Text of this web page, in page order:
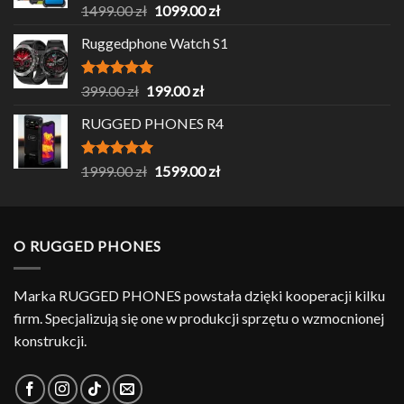
Oceniono
1499.00zł Pierwotna
wynosiła:
1499.00 zł.
1099.00złAktualna
wynosi:
Ruggedphone Watch S1
Oceniono
399.00zł Pierwotna
wynosiła:
399.00 zł.
199.00złAktualna
wynosi:
RUGGED PHONES R4
Oceniono
1999.00zł Pierwotna
1599.00złAktualna
O RUGGED PHONES
Marka RUGGED PHONES powstała dzięki kooperacji kilku
firm. Specjalizują się one w produkcji sprzętu o wzmocnionej
konstrukcji.